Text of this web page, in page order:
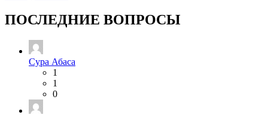
ПОСЛЕДНИЕ ВОПРОСЫ
Сура Абаса
1
1
0